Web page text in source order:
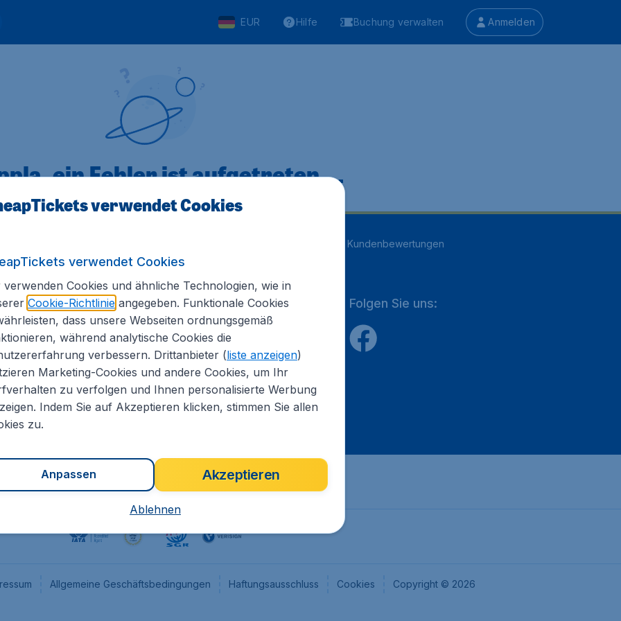
EUR Hilfe Buchung verwalten Anmelden
ein Fehler ist aufgetreten ...
Kundenbewertungen
Informationen
Internationale Webseiten
CheapTickets.nl
CheapTickets.be
CheapTickets.ch
CheapTickets.sg
Flugladen.at
Folgen Sie uns:
Allgemeine Geschäftsbedingungen Haftungsausschluss Cookies Copyright © 2026
verwendet Cookies
verwendet Cookies
verwenden Cookies und ähnliche Technologien, wie in
Cookie-Richtlinieangegeben. Funktionale Cookies
dass unsere Webseiten ordnungsgemäß
während analytische Cookies die
verbessern. Drittanbieter (liste anzeigen)
Marketing-Cookies und andere Cookies, um Ihr
zu verfolgen und Ihnen personalisierte Werbung
Indem Sie auf Akzeptieren klicken, stimmen Sie allen
zu.
Akzeptieren
Anpassen
Ablehnen